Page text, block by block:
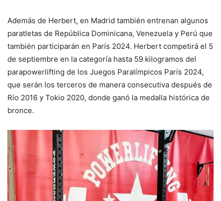
Además de Herbert, en Madrid también entrenan algunos
paratletas de República Dominicana, Venezuela y Perú que
también participarán en París 2024. Herbert competirá el 5
de septiembre en la categoría hasta 59 kilogramos del
parapowerlifting de los Juegos Paralímpicos París 2024,
que serán los terceros de manera consecutiva después de
Río 2016 y Tokio 2020, donde ganó la medalla histórica de
bronce.